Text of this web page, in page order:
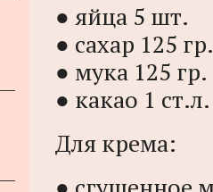
● яйца 5 шт.
● сахар 125 гр.
● мука 125 гр.
● какао 1 ст.л.
Для крема: